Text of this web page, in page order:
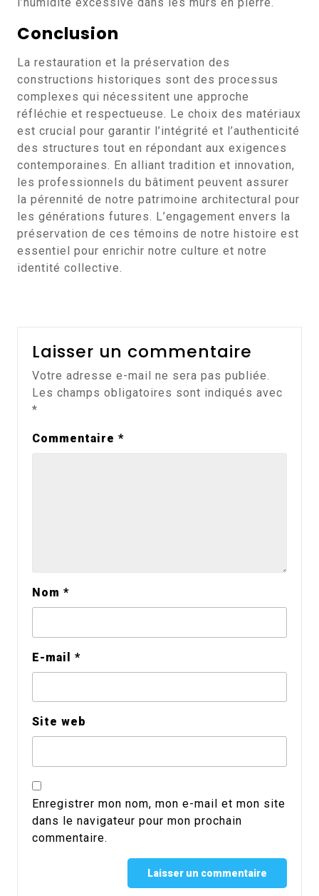
Conclusion
La restauration et la préservation des
constructions historiques sont des processus
complexes qui nécessitent une approche
réfléchie et respectueuse. Le choix des matériaux
est crucial pour garantir l’intégrité et l’authenticité
des structures tout en répondant aux exigences
contemporaines. En alliant tradition et innovation,
les professionnels du bâtiment peuvent assurer
la pérennité de notre patrimoine architectural pour
les générations futures. L’engagement envers la
préservation de ces témoins de notre histoire est
essentiel pour enrichir notre culture et notre
identité collective.
Laisser un commentaire
Votre adresse e-mail ne sera pas publiée.
Les champs obligatoires sont indiqués avec
*
Commentaire *
Nom *
E-mail *
Site web
Enregistrer mon nom, mon e-mail et mon site
dans le navigateur pour mon prochain
commentaire.